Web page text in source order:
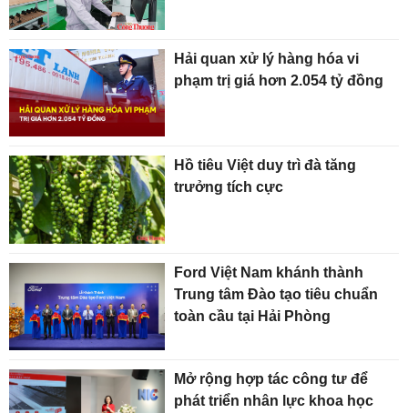
Hải quan xử lý hàng hóa vi
phạm trị giá hơn 2.054 tỷ đồng
Hồ tiêu Việt duy trì đà tăng
trưởng tích cực
Ford Việt Nam khánh thành
Trung tâm Đào tạo tiêu chuẩn
toàn cầu tại Hải Phòng
Mở rộng hợp tác công tư để
phát triển nhân lực khoa học